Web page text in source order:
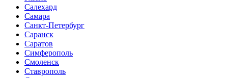
Салехард
Самара
Санкт-Петербург
Саранск
Саратов
Симферополь
Смоленск
Ставрополь